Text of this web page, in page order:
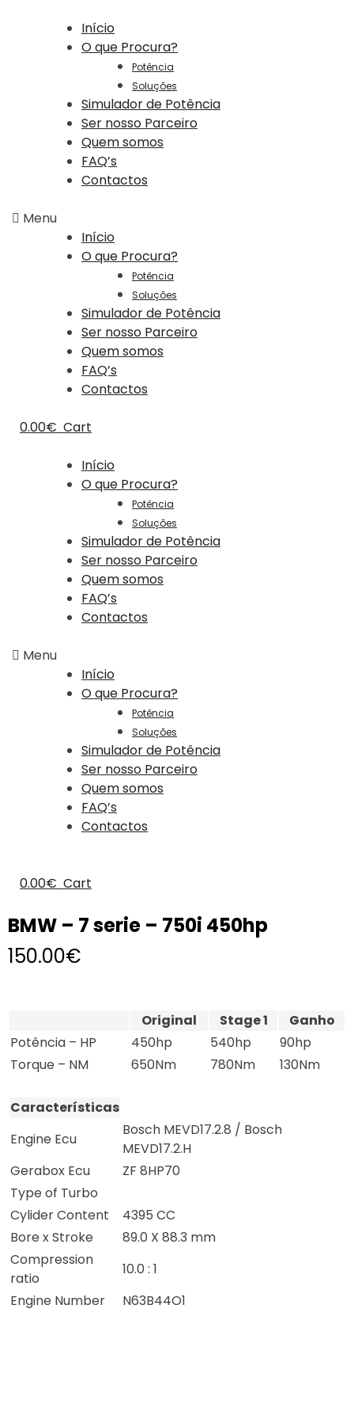
Início
O que Procura?
Potência
Soluções
Simulador de Potência
Ser nosso Parceiro
Quem somos
FAQ’s
Contactos
Menu
Início
O que Procura?
Potência
Soluções
Simulador de Potência
Ser nosso Parceiro
Quem somos
FAQ’s
Contactos
0.00€ Cart
Início
O que Procura?
Potência
Soluções
Simulador de Potência
Ser nosso Parceiro
Quem somos
FAQ’s
Contactos
Menu
Início
O que Procura?
Potência
Soluções
Simulador de Potência
Ser nosso Parceiro
Quem somos
FAQ’s
Contactos
0.00€ Cart
BMW – 7 serie – 750i 450hp
150.00€
Original Stage 1
Ganho
Potência – HP
450hp 540hp
90hp
Torque – NM
650Nm 780Nm 130Nm
Características
Engine Ecu
Bosch MEVD17.2.8 / Bosch
MEVD17.2.H
Gerabox Ecu
ZF 8HP70
Type of Turbo
Cylider Content
4395 CC
Bore x Stroke
89.0 X 88.3 mm
Compression
ratio
10.0 : 1
Engine Number
N63B44O1